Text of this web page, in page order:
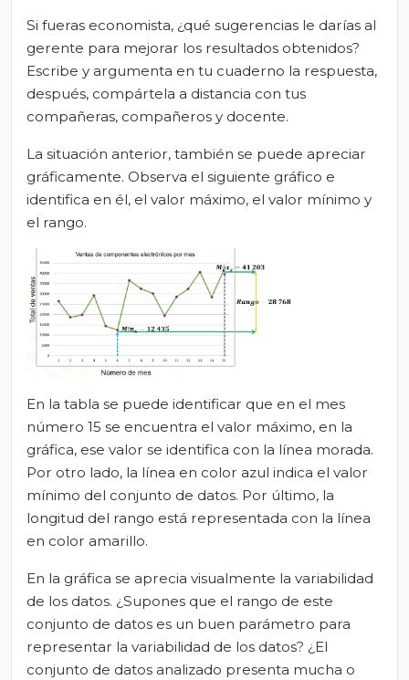
Si fueras economista, ¿qué sugerencias le darías al
gerente para mejorar los resultados obtenidos?
Escribe y argumenta en tu cuaderno la respuesta,
después, compártela a distancia con tus
compañeras, compañeros y docente.
La situación anterior, también se puede apreciar
gráficamente. Observa el siguiente gráfico e
identifica en él, el valor máximo, el valor mínimo y
el rango.
En la tabla se puede identificar que en el mes
número 15 se encuentra el valor máximo, en la
gráfica, ese valor se identifica con la línea morada.
Por otro lado, la línea en color azul indica el valor
mínimo del conjunto de datos. Por último, la
longitud del rango está representada con la línea
en color amarillo.
En la gráfica se aprecia visualmente la variabilidad
de los datos. ¿Supones que el rango de este
conjunto de datos es un buen parámetro para
representar la variabilidad de los datos? ¿El
conjunto de datos analizado presenta mucha o